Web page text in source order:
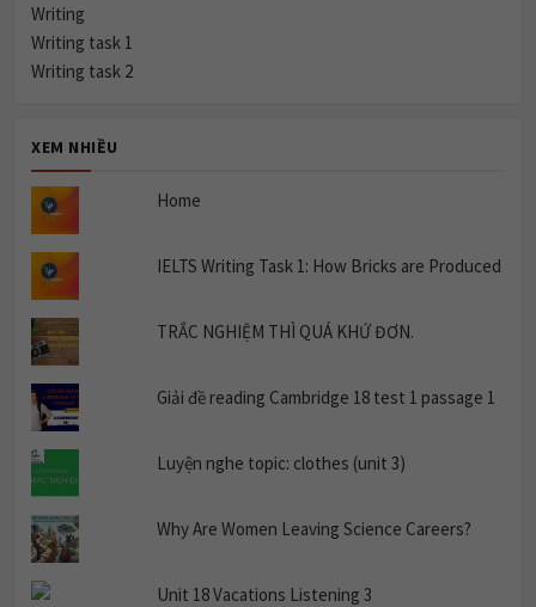
Writing
Writing task 1
Writing task 2
XEM NHIỀU
Home
IELTS Writing Task 1: How Bricks are Produced
TRẮC NGHIỆM THÌ QUÁ KHỨ ĐƠN.
Giải đề reading Cambridge 18 test 1 passage 1
Luyện nghe topic: clothes (unit 3)
Why Are Women Leaving Science Careers?
Unit 18 Vacations Listening 3